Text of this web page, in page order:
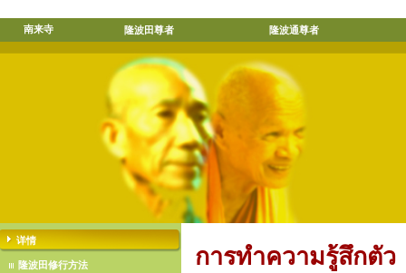
南来寺 隆波田尊者 隆波通尊者
详情
隆波田修行方法
การทำความรู้สึกตัว